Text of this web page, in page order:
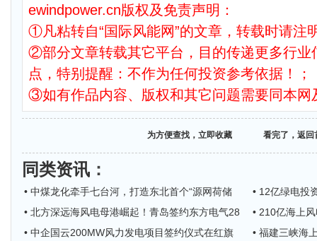
ewindpower.cn版权及免责声明：
①凡粘转自“国际风能网”的文章，转载时请注
②部分文章转载其它平台，目的传递更多行业
点，特别提醒：不作为任何投资参考依据！；
③如有作品内容、版权和其它问题需要同本网
为方便查找，立即收藏 看完了，返回
同类资讯 ：
• 中煤龙化牵手七台河，打造东北首个“源网荷储
• 12亿绿电投
• 北方深远海风电母港崛起！青岛签约东方电气28
• 210亿海上
• 中企国云200MW风力发电项目签约仪式在红旗
• 福建三峡海